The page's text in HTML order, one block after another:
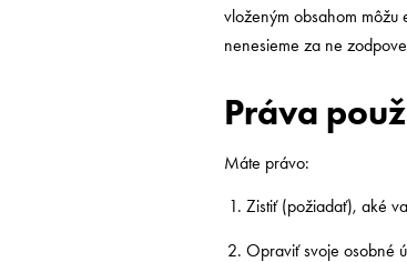
vloženým obsahom
nenesieme za ne
Práva
Máte právo:
Zistiť (požiadať), aké
Opraviť svoje osobné